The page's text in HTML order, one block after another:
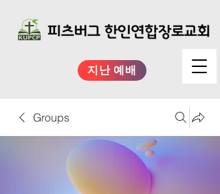
지난 예배
Groups